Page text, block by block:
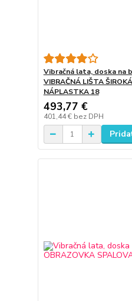
Vibračná lata, doska na
VIBRAČNÁ LIŠTA
NÁPLASTKA 18
493,77 €
401,44 € bez DPH